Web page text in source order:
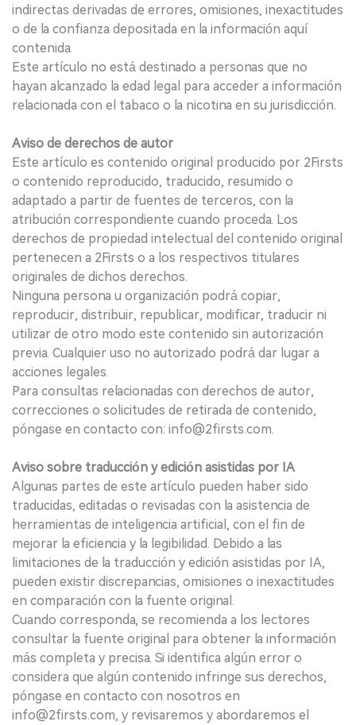
indirectas derivadas de errores, omisiones, inexactitudes
o de la confianza depositada en la información aquí
contenida.
Este artículo no está destinado a personas que no
hayan alcanzado la edad legal para acceder a información
relacionada con el tabaco o la nicotina en su jurisdicción.
Aviso de derechos de autor
Este artículo es contenido original producido por 2Firsts
o contenido reproducido, traducido, resumido o
adaptado a partir de fuentes de terceros, con la
atribución correspondiente cuando proceda. Los
derechos de propiedad intelectual del contenido original
pertenecen a 2Firsts o a los respectivos titulares
originales de dichos derechos.
Ninguna persona u organización podrá copiar,
reproducir, distribuir, republicar, modificar, traducir ni
utilizar de otro modo este contenido sin autorización
previa. Cualquier uso no autorizado podrá dar lugar a
acciones legales.
Para consultas relacionadas con derechos de autor,
correcciones o solicitudes de retirada de contenido,
póngase en contacto con: info@2firsts.com.
Aviso sobre traducción y edición asistidas por IA
Algunas partes de este artículo pueden haber sido
traducidas, editadas o revisadas con la asistencia de
herramientas de inteligencia artificial, con el fin de
mejorar la eficiencia y la legibilidad. Debido a las
limitaciones de la traducción y edición asistidas por IA,
pueden existir discrepancias, omisiones o inexactitudes
en comparación con la fuente original.
Cuando corresponda, se recomienda a los lectores
consultar la fuente original para obtener la información
más completa y precisa. Si identifica algún error o
considera que algún contenido infringe sus derechos,
póngase en contacto con nosotros en
info@2firsts.com, y revisaremos y abordaremos el